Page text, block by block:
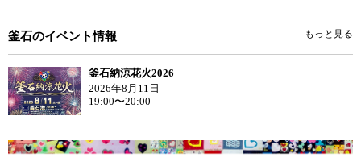
釜石のイベント情報 もっと見る
釜石納涼花火2026
2026年8月11日
19:00〜20:00